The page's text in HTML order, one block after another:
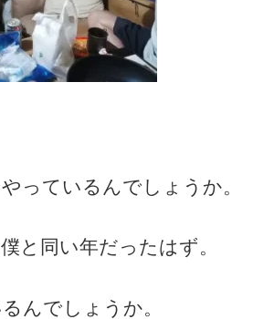
っているんでしょうか。
と同い年だったはず。
んでしょうか。